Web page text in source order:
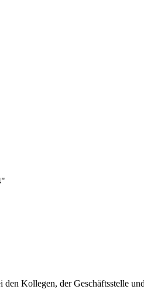
Kollegen, der Geschäftsstelle